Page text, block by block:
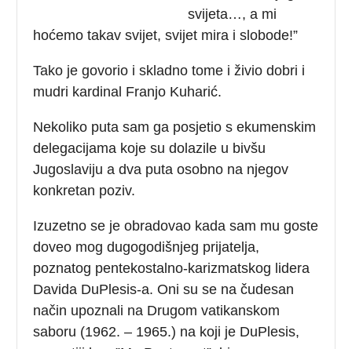
svijeta…, a mi
hoćemo takav svijet, svijet mira i slobode!”
Tako je govorio i skladno tome i živio dobri i
mudri kardinal Franjo Kuharić.
Nekoliko puta sam ga posjetio s ekumenskim
delegacijama koje su dolazile u bivšu
Jugoslaviju a dva puta osobno na njegov
konkretan poziv.
Izuzetno se je obradovao kada sam mu goste
doveo mog dugogodišnjeg prijatelja,
poznatog pentekostalno-karizmatskog lidera
Davida DuPlesis-a. Oni su se na čudesan
način upoznali na Drugom vatikanskom
saboru (1962. – 1965.) na koji je DuPlesis,